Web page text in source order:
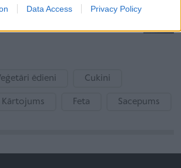
Data Access Privacy Policy
ar sēnēm – bērniem šķiet
ēdieni Cukini
Kārtojums Feta Sacepums